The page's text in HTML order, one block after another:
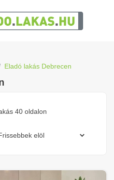
Eladó lakás Debrecen
40 oldalon